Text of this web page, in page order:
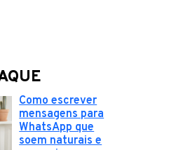
Como escrever
mensagens para
WhatsApp que
soem naturais e